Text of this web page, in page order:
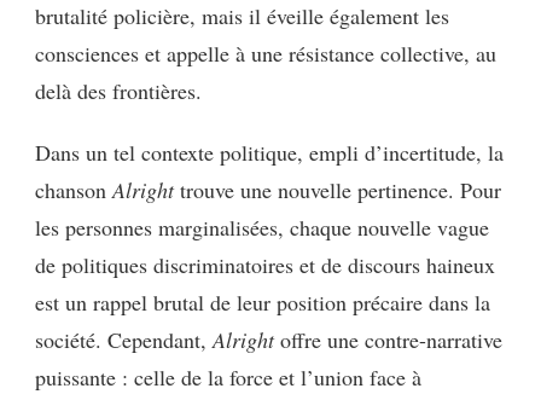
brutalité policière, mais il éveille également les
consciences et appelle à une résistance collective, au
delà des frontières.
Dans un tel contexte politique, empli d’incertitude, la
chansonAlrighttrouve une nouvelle pertinence. Pour
les personnes marginalisées, chaque nouvelle vague
de politiques discriminatoires et de discours haineux
est un rappel brutal de leur position précaire dans la
société. Cependant,Alrightoffre une contre-narrative
puissante : celle de la force et l’union face à